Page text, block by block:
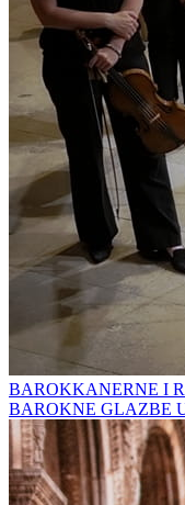
BAROKKANERNE I
BAROKNE GLAZBE